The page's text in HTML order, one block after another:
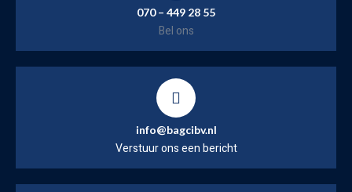
070 – 449 28 55
Bel ons
info@bagcibv.nl
Verstuur ons een bericht